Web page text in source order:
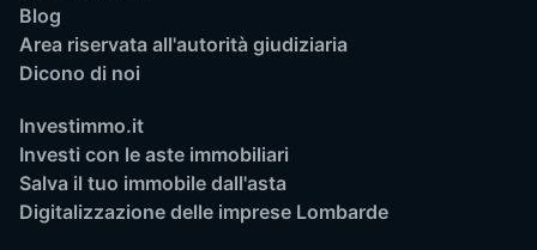
Blog
Area riservata all'autorità giudiziaria
Dicono di noi
Investimmo.it
Investi con le aste immobiliari
Salva il tuo immobile dall'asta
Digitalizzazione delle imprese Lombarde